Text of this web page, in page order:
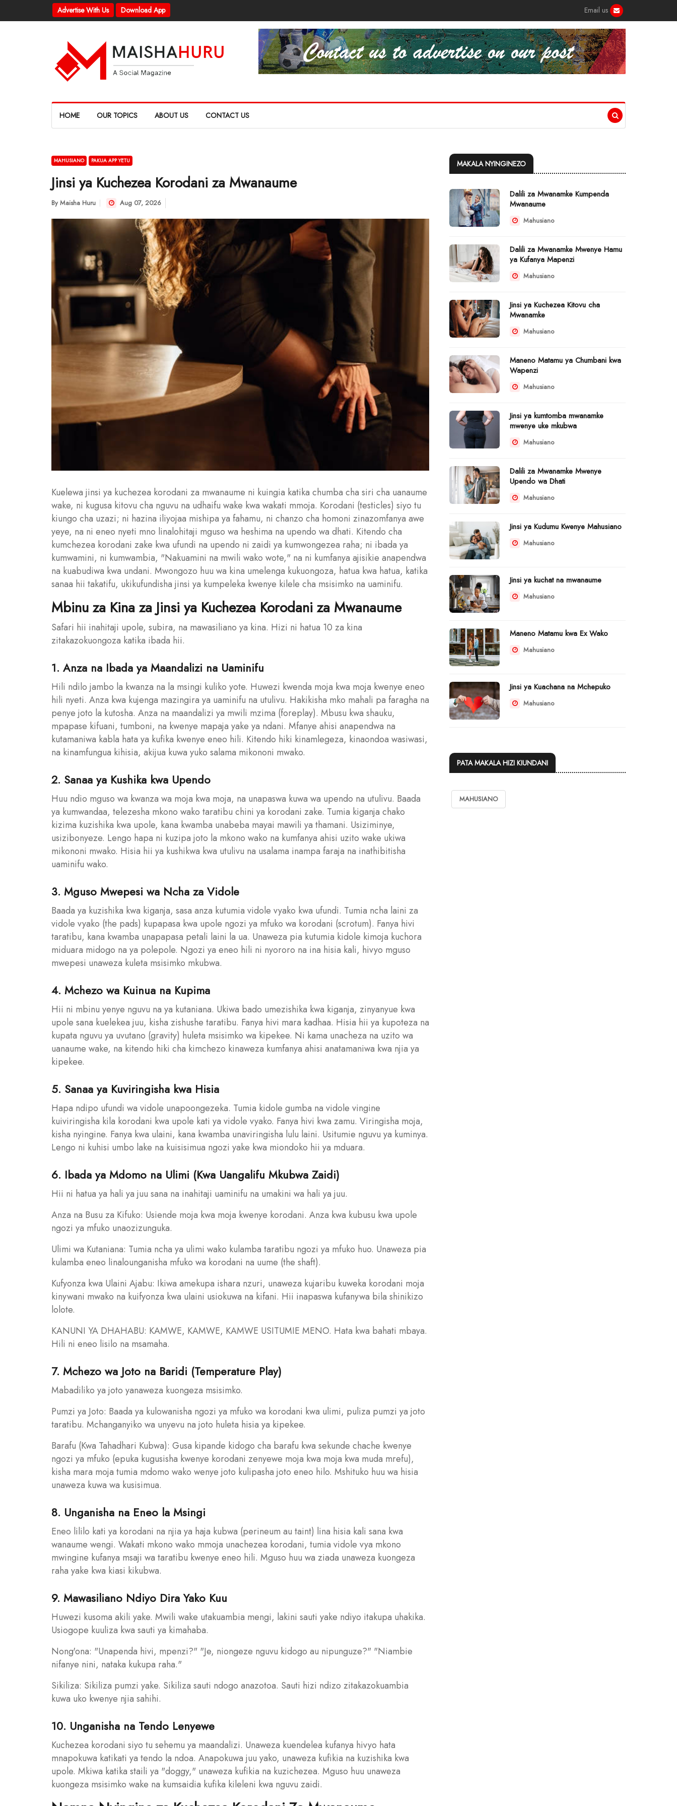
Advertise With Us Download App Email us
HOME OUR TOPICS ABOUT US CONTACT US
MAHUSIANO PAKUA APP YETU
Jinsi ya Kuchezea Korodani za Mwanaume
By Maisha Huru Aug 07, 2026
Kuelewa jinsi ya kuchezea korodani za mwanaume ni kuingia katika chumba cha siri cha uanaume
wake, ni kugusa kitovu cha nguvu na udhaifu wake kwa wakati mmoja. Korodani (testicles) siyo tu
kiungo cha uzazi; ni hazina iliyojaa mishipa ya fahamu, ni chanzo cha homoni zinazomfanya awe
yeye, na ni eneo nyeti mno linalohitaji mguso wa heshima na upendo wa dhati. Kitendo cha
kumchezea korodani zake kwa ufundi na upendo ni zaidi ya kumwongezea raha; ni ibada ya
kumwamini, ni kumwambia, "Nakuamini na mwili wako wote," na ni kumfanya ajisikie anapendwa
na kuabudiwa kwa undani. Mwongozo huu wa kina umelenga kukuongoza, hatua kwa hatua, katika
sanaa hii takatifu, ukikufundisha jinsi ya kumpeleka kwenye kilele cha msisimko na uaminifu.
Mbinu za Kina za Jinsi ya Kuchezea Korodani za Mwanaume
Safari hii inahitaji upole, subira, na mawasiliano ya kina. Hizi ni hatua 10 za kina
zitakazokuongoza katika ibada hii.
1. Anza na Ibada ya Maandalizi na Uaminifu
Hili ndilo jambo la kwanza na la msingi kuliko yote. Huwezi kwenda moja kwa moja kwenye eneo
hili nyeti. Anza kwa kujenga mazingira ya uaminifu na utulivu. Hakikisha mko mahali pa faragha na
penye joto la kutosha. Anza na maandalizi ya mwili mzima (foreplay). Mbusu kwa shauku,
mpapase kifuani, tumboni, na kwenye mapaja yake ya ndani. Mfanye ahisi anapendwa na
kutamaniwa kabla hata ya kufika kwenye eneo hili. Kitendo hiki kinamlegeza, kinaondoa wasiwasi,
na kinamfungua kihisia, akijua kuwa yuko salama mikononi mwako.
2. Sanaa ya Kushika kwa Upendo
Huu ndio mguso wa kwanza wa moja kwa moja, na unapaswa kuwa wa upendo na utulivu. Baada
ya kumwandaa, telezesha mkono wako taratibu chini ya korodani zake. Tumia kiganja chako
kizima kuzishika kwa upole, kana kwamba unabeba mayai mawili ya thamani. Usiziminye,
usizibonyeze. Lengo hapa ni kuzipa joto la mkono wako na kumfanya ahisi uzito wake ukiwa
mikononi mwako. Hisia hii ya kushikwa kwa utulivu na usalama inampa faraja na inathibitisha
uaminifu wako.
3. Mguso Mwepesi wa Ncha za Vidole
Baada ya kuzishika kwa kiganja, sasa anza kutumia vidole vyako kwa ufundi. Tumia ncha laini za
vidole vyako (the pads) kupapasa kwa upole ngozi ya mfuko wa korodani (scrotum). Fanya hivi
taratibu, kana kwamba unapapasa petali laini la ua. Unaweza pia kutumia kidole kimoja kuchora
miduara midogo na ya polepole. Ngozi ya eneo hili ni nyororo na ina hisia kali, hivyo mguso
mwepesi unaweza kuleta msisimko mkubwa.
4. Mchezo wa Kuinua na Kupima
Hii ni mbinu yenye nguvu na ya kutaniana. Ukiwa bado umezishika kwa kiganja, zinyanyue kwa
upole sana kuelekea juu, kisha zishushe taratibu. Fanya hivi mara kadhaa. Hisia hii ya kupoteza na
kupata nguvu ya uvutano (gravity) huleta msisimko wa kipekee. Ni kama unacheza na uzito wa
uanaume wake, na kitendo hiki cha kimchezo kinaweza kumfanya ahisi anatamaniwa kwa njia ya
kipekee.
5. Sanaa ya Kuviringisha kwa Hisia
Hapa ndipo ufundi wa vidole unapoongezeka. Tumia kidole gumba na vidole vingine
kuiviringisha kila korodani kwa upole kati ya vidole vyako. Fanya hivi kwa zamu. Viringisha moja,
kisha nyingine. Fanya kwa ulaini, kana kwamba unaviringisha lulu laini. Usitumie nguvu ya kuminya.
Lengo ni kuhisi umbo lake na kuisisimua ngozi yake kwa miondoko hii ya mduara.
6. Ibada ya Mdomo na Ulimi (Kwa Uangalifu Mkubwa Zaidi)
Hii ni hatua ya hali ya juu sana na inahitaji uaminifu na umakini wa hali ya juu.
Anza na Busu za Kifuko: Usiende moja kwa moja kwenye korodani. Anza kwa kubusu kwa upole
ngozi ya mfuko unaozizunguka.
Ulimi wa Kutaniana: Tumia ncha ya ulimi wako kulamba taratibu ngozi ya mfuko huo. Unaweza pia
kulamba eneo linalounganisha mfuko wa korodani na uume (the shaft).
Kufyonza kwa Ulaini Ajabu: Ikiwa amekupa ishara nzuri, unaweza kujaribu kuweka korodani moja
kinywani mwako na kuifyonza kwa ulaini usiokuwa na kifani. Hii inapaswa kufanywa bila shinikizo
lolote.
KANUNI YA DHAHABU: KAMWE, KAMWE, KAMWE USITUMIE MENO. Hata kwa bahati mbaya.
Hili ni eneo lisilo na msamaha.
7. Mchezo wa Joto na Baridi (Temperature Play)
Mabadiliko ya joto yanaweza kuongeza msisimko.
Pumzi ya Joto: Baada ya kulowanisha ngozi ya mfuko wa korodani kwa ulimi, puliza pumzi ya joto
taratibu. Mchanganyiko wa unyevu na joto huleta hisia ya kipekee.
Barafu (Kwa Tahadhari Kubwa): Gusa kipande kidogo cha barafu kwa sekunde chache kwenye
ngozi ya mfuko (epuka kugusisha kwenye korodani zenyewe moja kwa moja kwa muda mrefu),
kisha mara moja tumia mdomo wako wenye joto kulipasha joto eneo hilo. Mshituko huu wa hisia
unaweza kuwa wa kusisimua.
8. Unganisha na Eneo la Msingi
Eneo lililo kati ya korodani na njia ya haja kubwa (perineum au taint) lina hisia kali sana kwa
wanaume wengi. Wakati mkono wako mmoja unachezea korodani, tumia vidole vya mkono
mwingine kufanya msaji wa taratibu kwenye eneo hili. Mguso huu wa ziada unaweza kuongeza
raha yake kwa kiasi kikubwa.
9. Mawasiliano Ndiyo Dira Yako Kuu
Huwezi kusoma akili yake. Mwili wake utakuambia mengi, lakini sauti yake ndiyo itakupa uhakika.
Usiogope kuuliza kwa sauti ya kimahaba.
Nong'ona: "Unapenda hivi, mpenzi?" "Je, niongeze nguvu kidogo au nipunguze?" "Niambie
nifanye nini, nataka kukupa raha."
Sikiliza: Sikiliza pumzi yake. Sikiliza sauti ndogo anazotoa. Sauti hizi ndizo zitakazokuambia
kuwa uko kwenye njia sahihi.
10. Unganisha na Tendo Lenyewe
Kuchezea korodani siyo tu sehemu ya maandalizi. Unaweza kuendelea kufanya hivyo hata
mnapokuwa katikati ya tendo la ndoa. Anapokuwa juu yako, unaweza kufikia na kuzishika kwa
upole. Mkiwa katika staili ya "doggy," unaweza kufikia na kuzichezea. Mguso huu unaweza
kuongeza msisimko wake na kumsaidia kufika kileleni kwa nguvu zaidi.
MAKALA NYINGINEZO
Dalili za Mwanamke Kumpenda
Mwanaume
Mahusiano
Dalili za Mwanamke Mwenye Hamu
ya Kufanya Mapenzi
Mahusiano
Jinsi ya Kuchezea Kitovu cha
Mwanamke
Mahusiano
Maneno Matamu ya Chumbani kwa
Wapenzi
Mahusiano
Jinsi ya kumtomba mwanamke
mwenye uke mkubwa
Mahusiano
Dalili za Mwanamke Mwenye
Upendo wa Dhati
Mahusiano
Jinsi ya Kudumu Kwenye Mahusiano
Mahusiano
Jinsi ya kuchat na mwanaume
Mahusiano
Maneno Matamu kwa Ex Wako
Mahusiano
Jinsi ya Kuachana na Mchepuko
Mahusiano
PATA MAKALA HIZI KIUNDANI
MAHUSIANO